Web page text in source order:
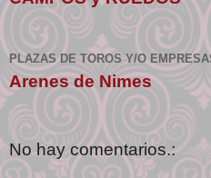
PLAZAS DE TOROS Y/O
Arenes de Nimes
No hay comentarios.: